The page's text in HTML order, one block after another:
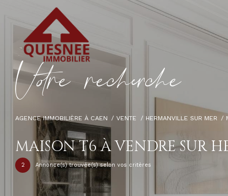
Vore recece
AGENCE IMMOBILIÈRE À CAEN VENTE HERMANVILLE SUR MER
MAISON T6 À VENDRE SUR
2 Annonce(s) trouvée(s) selon vos critères